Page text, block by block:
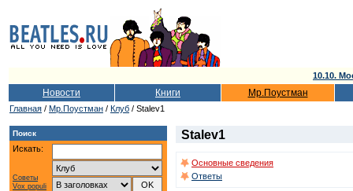
10.10.
Новости Книги Мр.Поустман
Главная / Мр.Поустман / Клуб / Stalev1
Поиск
Искать:
Советы
Vox populi
Stalev1
Основные сведения
Ответы